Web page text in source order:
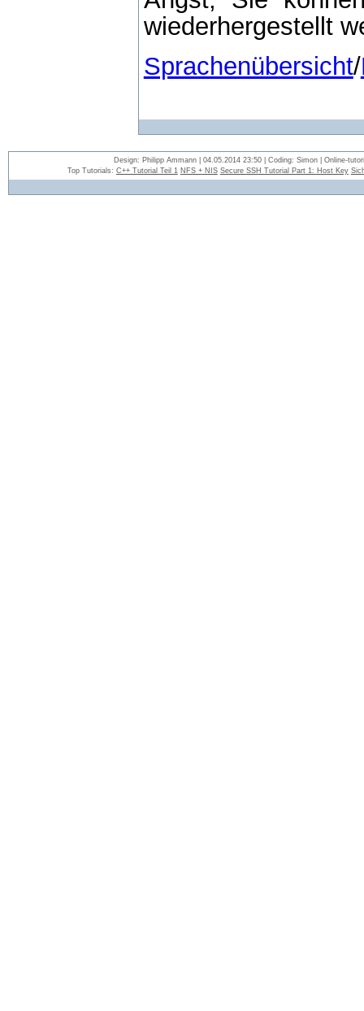
wiederhergestellt
Sprachenübersicht/
Design: Philipp Ammann | 04.05.2014 23:50 | Coding: Simon | Online-
Top Tutorials: C++ Tutorial Teil 1 NFS + NIS Secure SSH Tutorial Part 1: Host Key